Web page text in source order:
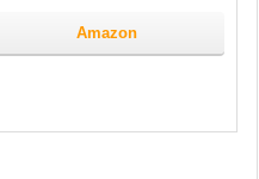
Amazon